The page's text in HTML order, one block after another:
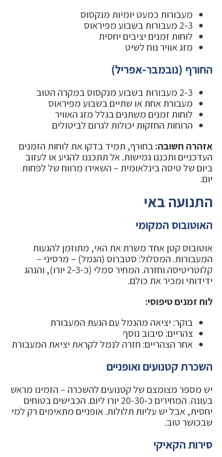
מעבורות כמעט יומיות מנקסוס
2-3 מעבורות בשבוע מפיראוס
לוחות זמנים יציבים יחסית
מזג אוויר נוח לשיט
החורף (נובמבר-אפריל)
2-3 מעבורות בשבוע מנקסוס במקרה הטוב
מעבורת אחת או שתיים בשבוע מפיראוס
לוחות זמנים משתנים בגלל מזג האוויר
הרוחות החזקות יכולות לגרום לביטולים
אזהרה חשובה:בחורף, תמיד בדקו את לוחות הזמנים
העדכניים ותכננו גמישות. אל תתכננו להגיע או לעזוב
ביום של טיסה בינלאומית – השאירו מרווח של לפחות
יום.
התנועה באי
האוטובוס המקומי
אוטובוס קטן אחד משרת את האי, מתוזמן להגעות
המעבורות. המסלול: סטברוס (הנמל) – מרסיני –
קלוטריטיסה וחזרה. המחיר סמלי (כ-2-3 יורו), והנהג
ידידותי ומכיר את כולם.
לוח זמנים טיפוסי:
בוקר: יציאה מהנמל עם הגעת המעבורת
צהריים: סיבוב נוסף
אחר הצהריים: חזרה לנמל לקראת יציאת המעבורת
השכרת קטנועים ואופניים
יש מספר מצומצם של קטנועים להשכרה – הזמינו מראש
בעונה. המחירים כ-20-30 יורו ליום. הכבישים בטוחים
יחסית, אבל יש עליות תלולות. אופניים מתאימים רק למי
שבכושר טוב.
סירות הקאיקי